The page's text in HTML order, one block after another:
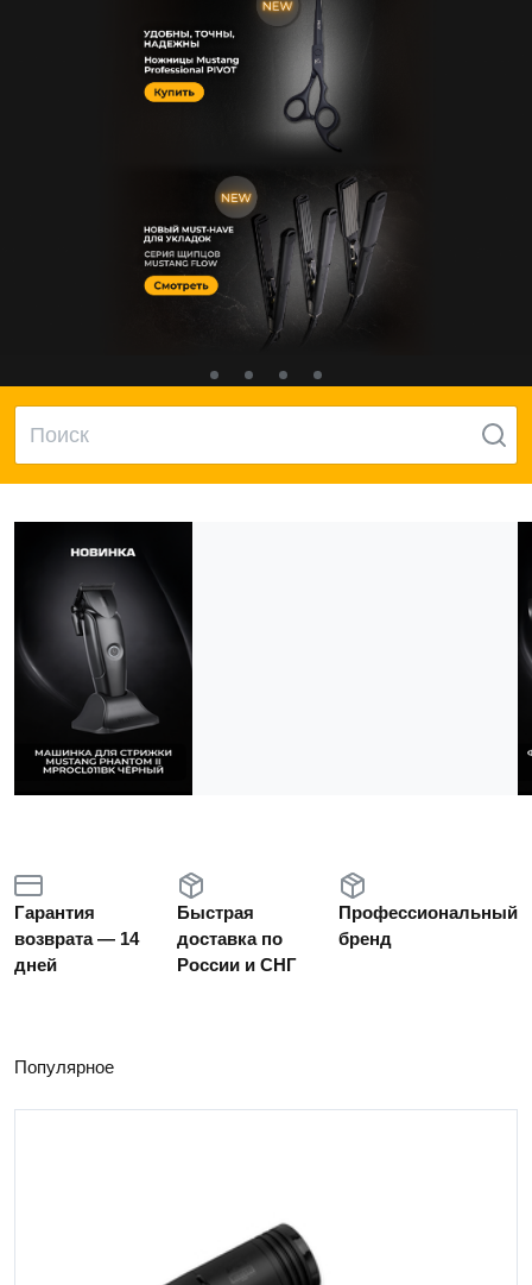
Гарантия
возврата — 14
дней
Быстрая
доставка по
России и СНГ
Профессиональный
бренд
Популярное